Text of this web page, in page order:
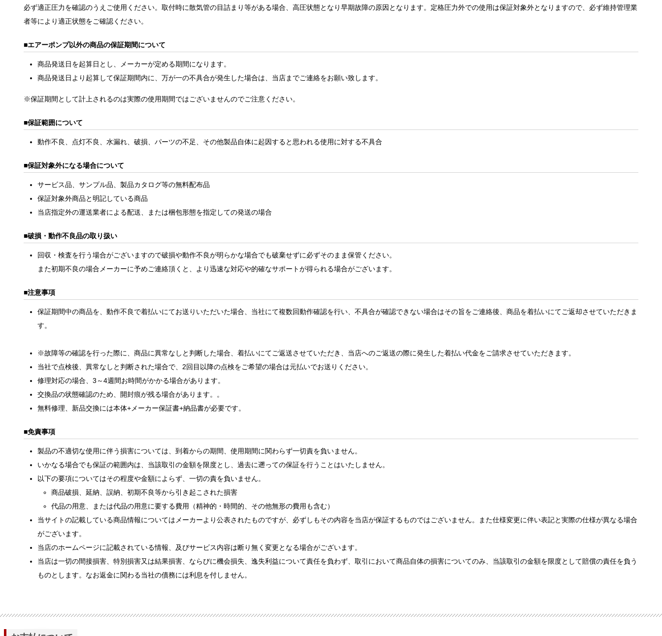
必ず適正圧力を確認のうえご使用ください。取付時に散気管の目詰まり等がある場合、高圧状態となり早期故障の原因となります。定格圧力外での使用は保証対象外となりますので、必ず維持管理業
者等により適正状態をご確認ください。
エアーポンプ以外の商品の保証期間について
商品発送日を起算日とし、メーカーが定める期間になります。
商品発送日より起算して保証期間内に、万が一の不具合が発生した場合は、当店までご連絡をお願い致します。
※保証期間として計上されるのは実際の使用期間ではございませんのでご注意ください。
保証範囲について
動作不良、点灯不良、水漏れ、破損、パーツの不足、その他製品自体に起因すると思われる使用に対する不具合
保証対象外になる場合について
サービス品、サンプル品、製品カタログ等の無料配布品
保証対象外商品と明記している商品
当店指定外の運送業者による配送、または梱包形態を指定しての発送の場合
破損・動作不良品の取り扱い
回収・検査を行う場合がございますので破損や動作不良が明らかな場合でも破棄せずに必ずそのまま保管ください。
また初期不良の場合メーカーに予めご連絡頂くと、より迅速な対応や的確なサポートが得られる場合がございます。
注意事項
保証期間中の商品を、動作不良で着払いにてお送りいただいた場合、当社にて複数回動作確認を行い、不具合が確認できない場合はその旨をご連絡後、商品を着払いにてご返却させていただきま
す。
※故障等の確認を行った際に、商品に異常なしと判断した場合、着払いにてご返送させていただき、当店へのご返送の際に発生した着払い代金をご請求させていただきます。
当社で点検後、異常なしと判断された場合で、2回目以降の点検をご希望の場合は元払いでお送りください。
修理対応の場合、3～4週間お時間がかかる場合があります。
交換品の状態確認のため、開封痕が残る場合があります。。
無料修理、新品交換には本体+メーカー保証書+納品書が必要です。
免責事項
製品の不適切な使用に伴う損害については、到着からの期間、使用期間に関わらず一切責を負いません。
いかなる場合でも保証の範囲内は、当該取引の金額を限度とし、過去に遡っての保証を行うことはいたしません。
以下の要項についてはその程度や金額によらず、一切の責を負いません。
商品破損、延納、誤納、初期不良等から引き起こされた損害
代品の用意、または代品の用意に要する費用（精神的・時間的、その他無形の費用も含む）
当サイトの記載している商品情報についてはメーカーより公表されたものですが、必ずしもその内容を当店が保証するものではございません。また仕様変更に伴い表記と実際の仕様が異なる場合
がございます。
当店のホームページに記載されている情報、及びサービス内容は断り無く変更となる場合がございます。
当店は一切の間接損害、特別損害又は結果損害、ならびに機会損失、逸失利益について責任を負わず、取引において商品自体の損害についてのみ、当該取引の金額を限度として賠償の責任を負う
ものとします。なお返金に関わる当社の債務には利息を付しません。